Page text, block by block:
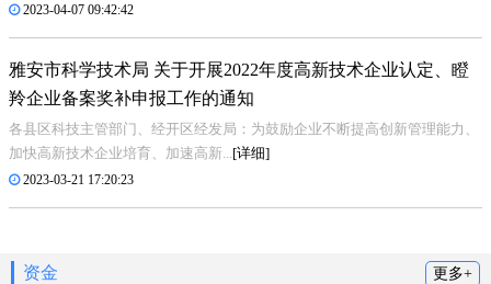
2023-04-07 09:42:42
雅安市科学技术局 关于开展2022年度高新技术企业认定、瞪
羚企业备案奖补申报工作的通知
各县区科技主管部门、经开区经发局：为鼓励企业不断提高创新管理能力、
加快高新技术企业培育、加速高新... [详细]
2023-03-21 17:20:23
资金 更多+